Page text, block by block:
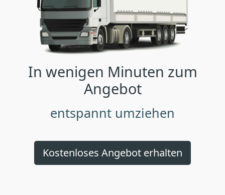
In wenigen Minuten zum
Angebot
entspannt umziehen
Kostenloses Angebot erhalten